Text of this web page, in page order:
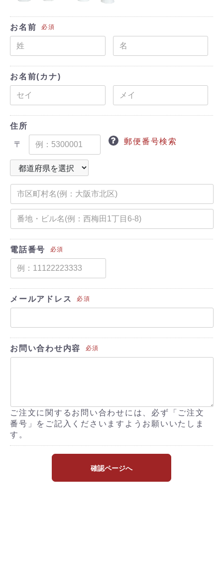
お名前 必須
お名前(カナ)
住所
〒 郵便番号検索
電話番号 必須
メールアドレス 必須
お問い合わせ内容 必須
ご注文に関するお問い合わせには、必ず「ご注文
番号」をご記入くださいますようお願いいたしま
す。
確認ページへ